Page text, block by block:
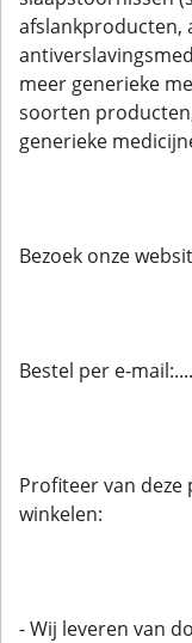
afslankproducten,
meer generieke
soorten
generieke
Bezoek onze
Bestel per e-
Profiteer van
winkelen:
- Wij leveren van